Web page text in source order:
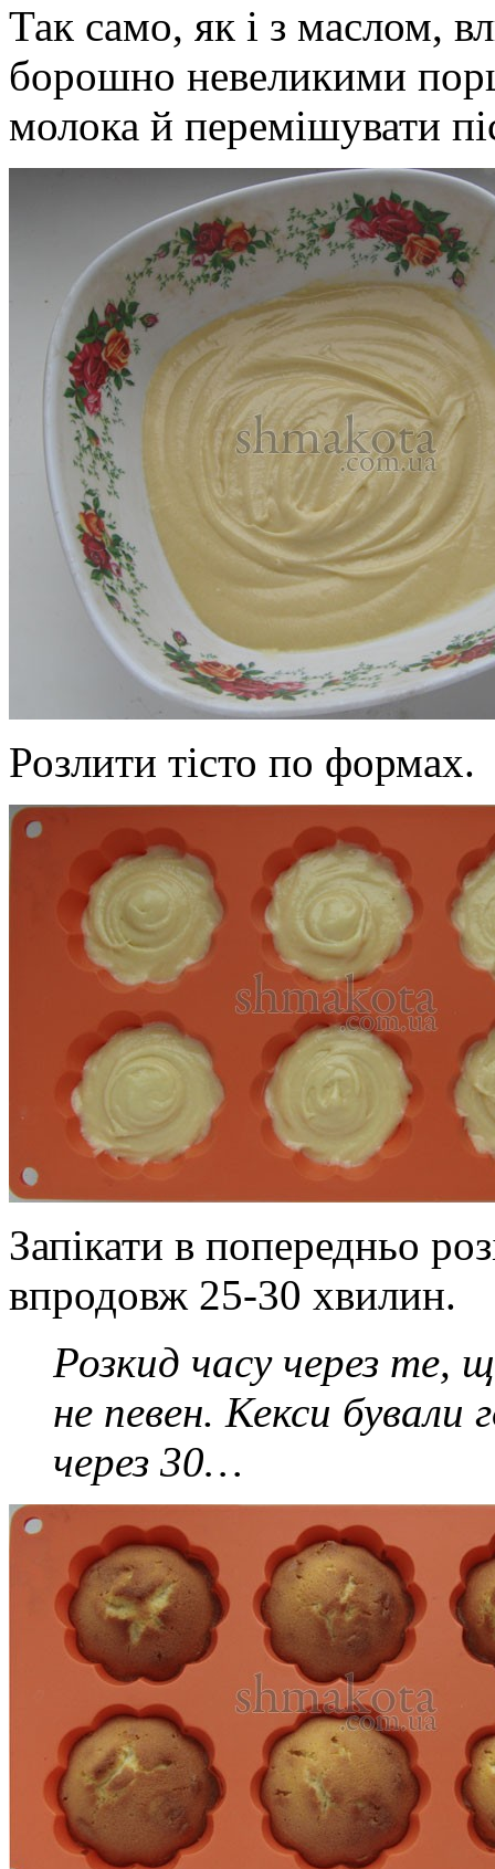
Так само, як і з маслом,
борошно невеликими
молока й перемішувати
Розлити тісто по формах.
Запікати в попередньо
впродовж 25-30 хвилин.
Розкид часу через те,
не певен. Кекси бували
через 30…